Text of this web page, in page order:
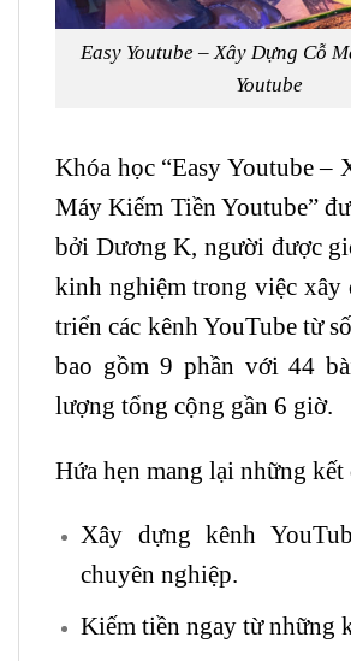
Easy Youtube – Xây Dựng Cỗ
Youtube
Khóa học “Easy Youtube–
Máy Kiếm Tiền Youtube”
bởi Dương K, người được
kinh nghiệm trong việc xây
triển các kênh YouTubetừ
bao gồm 9 phần với 44
lượng tổng cộng gần 6 giờ.
Hứa hẹn mang lại những kết
Xây dựng kênh
chuyên nghiệp.
Kiếm tiền ngay từ những